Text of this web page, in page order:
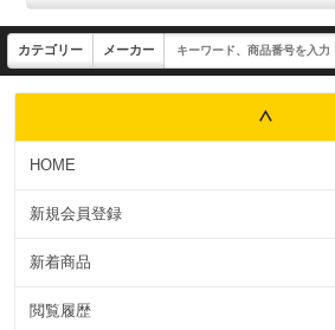
HOME
新規会員登録
新着商品
閲覧履歴